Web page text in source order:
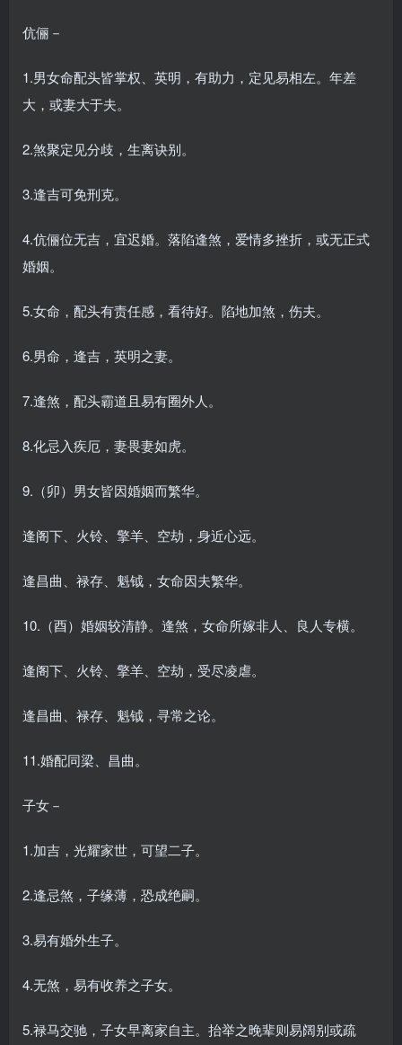
伉俪－
1.男女命配头皆掌权、英明，有助力，定见易相左。年差
大，或妻大于夫。
2.煞聚定见分歧，生离诀别。
3.逢吉可免刑克。
4.伉俪位无吉，宜迟婚。落陷逢煞，爱情多挫折，或无正式
婚姻。
5.女命，配头有责任感，看待好。陷地加煞，伤夫。
6.男命，逢吉，英明之妻。
7.逢煞，配头霸道且易有圈外人。
8.化忌入疾厄，妻畏妻如虎。
9.（卯）男女皆因婚姻而繁华。
逢阁下、火铃、擎羊、空劫，身近心远。
逢昌曲、禄存、魁钺，女命因夫繁华。
10.（酉）婚姻较清静。逢煞，女命所嫁非人、良人专横。
逢阁下、火铃、擎羊、空劫，受尽凌虐。
逢昌曲、禄存、魁钺，寻常之论。
11.婚配同梁、昌曲。
子女－
1.加吉，光耀家世，可望二子。
2.逢忌煞，子缘薄，恐成绝嗣。
3.易有婚外生子。
4.无煞，易有收养之子女。
5.禄马交驰，子女早离家自主。抬举之晚辈则易阔别或疏